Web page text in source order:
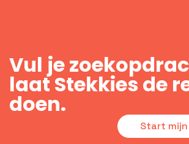
Vul je
laat Stekkies de
doen.
Start